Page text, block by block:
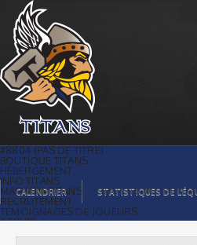
Tour du chapeau chez les Titans |
Titans de témiscaming
#8804 (PAS DE TITRE)
BOUTIQUE TITANS
HÉBERGEMENT
INFO TITANS
MAGASIN TITANS
RECRUTEMENT
TÉMOIGNAGES DE JOUEURS
ACCUEIL
CALENDRIER STATISTIQUES DE